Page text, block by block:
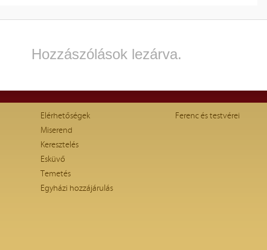
Hozzászólások lezárva.
Elérhetőségek
Miserend
Keresztelés
Esküvő
Temetés
Egyházi hozzájárulás
Ferenc és testvérei